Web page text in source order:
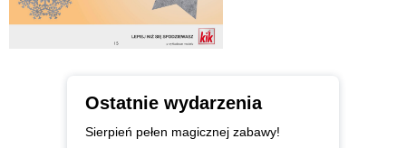
Ostatnie wydarzenia
Sierpień pełen magicznej zabawy!